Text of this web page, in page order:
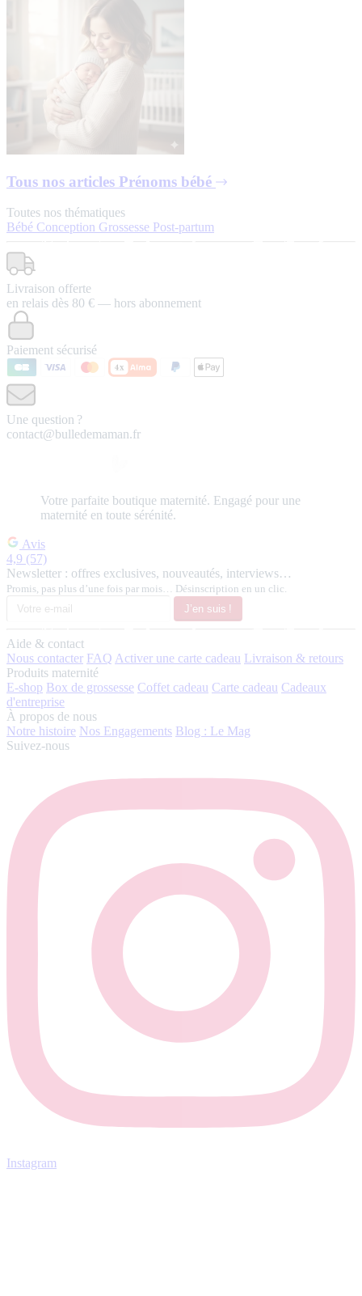
Tous nos articles Prénoms bébé
Toutes nos thématiques
Bébé Conception Grossesse Post-partum
Livraison offerte
en relais dès 80 € — hors abonnement
Paiement sécurisé
Une question ?
contact@bulledemaman.fr
Votre parfaite boutique maternité. Engagé pour une
maternité en toute sérénité.
Avis
4,9 (57)
Newsletter : offres exclusives, nouveautés, interviews…
Promis, pas plus d’une fois par mois… Désinscription en un clic.
J’en suis !
Aide & contact
Nous contacter FAQ Activer une carte cadeau Livraison & retours
Produits maternité
E-shop Box de grossesse Coffet cadeau Carte cadeau Cadeaux
d'entreprise
À propos de nous
Notre histoire Nos Engagements Blog : Le Mag
Suivez-nous
Instagram